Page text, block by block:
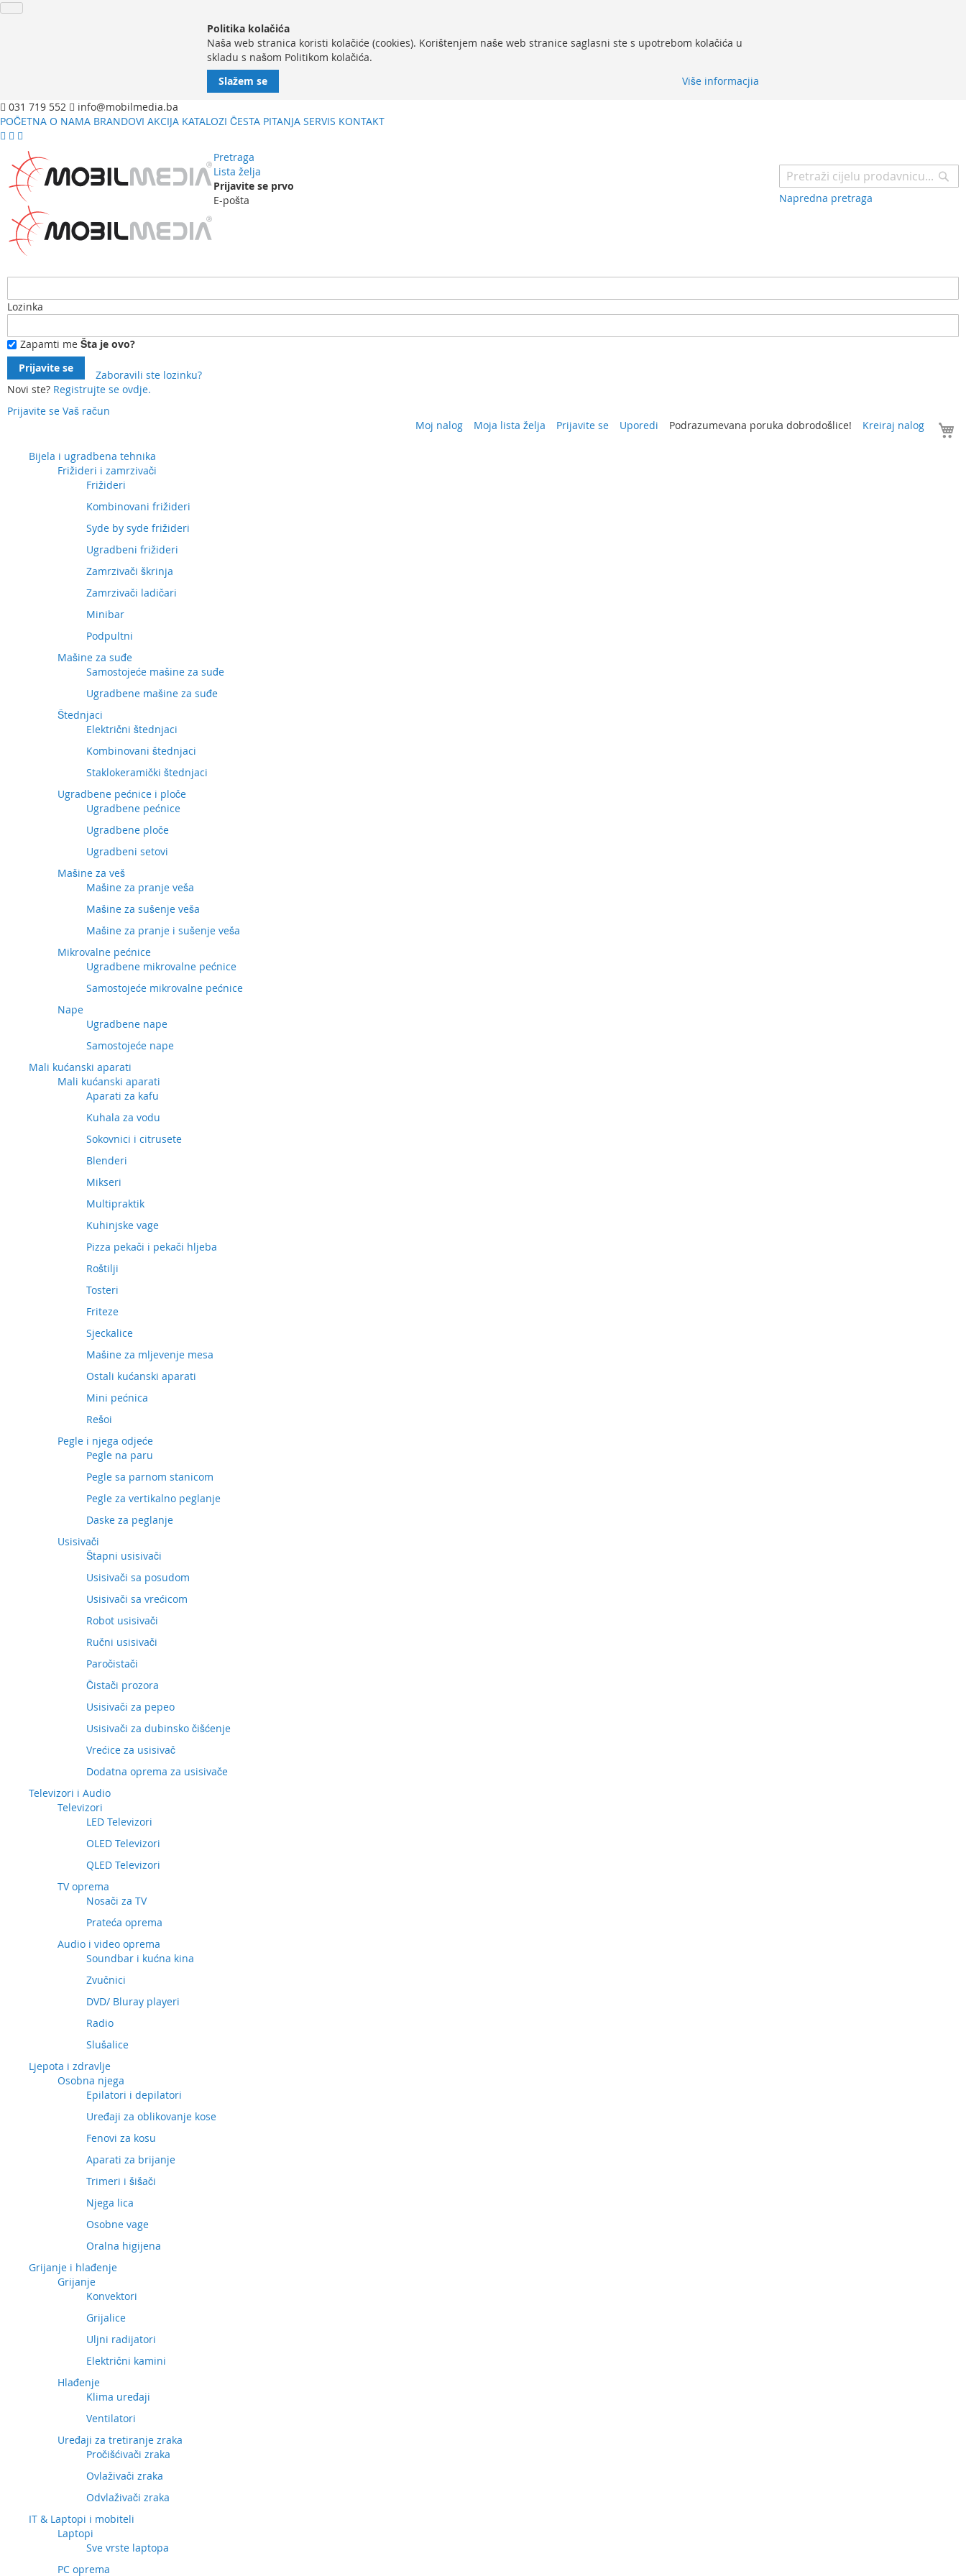
Politika kolačića
Naša web stranica koristi kolačiće (cookies). Korištenjem naše web stranice saglasni ste s upotrebom kolačića u
skladu s našom Politikom kolačića.
Više informacjia
Slažem se
031 719 552
info@mobilmedia.ba
POČETNA O NAMA BRANDOVI AKCIJA KATALOZI ČESTA PITANJA SERVIS KONTAKT
Pretraga
Napredna pretraga
Lista želja
Prijavite se prvo
E-pošta
Lozinka
Zapamti me Šta je ovo?
Prijavite se
Zaboravili ste lozinku?
Novi ste? Registrujte se ovdje.
Prijavite se Vaš račun
Moj nalog Moja lista želja Prijavite se Uporedi Podrazumevana poruka dobrodošlice! Kreiraj nalog
sadržajBijela i ugradbena tehnika
Frižideri i zamrzivači
Frižideri
Kombinovani frižideri
Syde by syde frižideri
Ugradbeni frižideri
Zamrzivači škrinja
Zamrzivači ladičari
Minibar
Podpultni
Mašine za suđe
Samostojeće mašine za suđe
Ugradbene mašine za suđe
Štednjaci
Električni štednjaci
Kombinovani štednjaci
Staklokeramički štednjaci
Ugradbene pećnice i ploče
Ugradbene pećnice
Ugradbene ploče
Ugradbeni setovi
Mašine za veš
Mašine za pranje veša
Mašine za sušenje veša
Mašine za pranje i sušenje veša
Mikrovalne pećnice
Ugradbene mikrovalne pećnice
Samostojeće mikrovalne pećnice
Nape
Ugradbene nape
Samostojeće nape
Mali kućanski aparati
Mali kućanski aparati
Aparati za kafu
Kuhala za vodu
Sokovnici i citrusete
Blenderi
Mikseri
Multipraktik
Kuhinjske vage
Pizza pekači i pekači hljeba
Roštilji
Tosteri
Friteze
Sjeckalice
Mašine za mljevenje mesa
Ostali kućanski aparati
Mini pećnica
Rešoi
Pegle i njega odjeće
Pegle na paru
Pegle sa parnom stanicom
Pegle za vertikalno peglanje
Daske za peglanje
Usisivači
Štapni usisivači
Usisivači sa posudom
Usisivači sa vrećicom
Robot usisivači
Ručni usisivači
Paročistači
Čistači prozora
Usisivači za pepeo
Usisivači za dubinsko čišćenje
Vrećice za usisivač
Dodatna oprema za usisivače
Televizori i Audio
Televizori
LED Televizori
OLED Televizori
QLED Televizori
TV oprema
Nosači za TV
Prateća oprema
Audio i video oprema
Soundbar i kućna kina
Zvučnici
DVD/ Bluray playeri
Radio
Slušalice
Ljepota i zdravlje
Osobna njega
Epilatori i depilatori
Uređaji za oblikovanje kose
Fenovi za kosu
Aparati za brijanje
Trimeri i šišači
Njega lica
Osobne vage
Oralna higijena
Grijanje i hlađenje
Grijanje
Konvektori
Grijalice
Uljni radijatori
Električni kamini
Hlađenje
Klima uređaji
Ventilatori
Uređaji za tretiranje zraka
Pročišćivači zraka
Ovlaživači zraka
Odvlaživači zraka
IT & Laptopi i mobiteli
Laptopi
Sve vrste laptopa
PC oprema